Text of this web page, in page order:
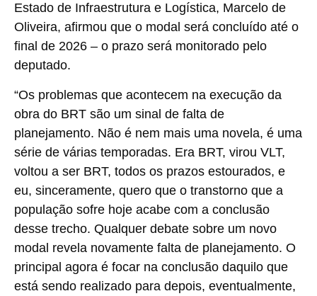
Estado de Infraestrutura e Logística, Marcelo de
Oliveira, afirmou que o modal será concluído até o
final de 2026 – o prazo será monitorado pelo
deputado.
“Os problemas que acontecem na execução da
obra do BRT são um sinal de falta de
planejamento. Não é nem mais uma novela, é uma
série de várias temporadas. Era BRT, virou VLT,
voltou a ser BRT, todos os prazos estourados, e
eu, sinceramente, quero que o transtorno que a
população sofre hoje acabe com a conclusão
desse trecho. Qualquer debate sobre um novo
modal revela novamente falta de planejamento. O
principal agora é focar na conclusão daquilo que
está sendo realizado para depois, eventualmente,